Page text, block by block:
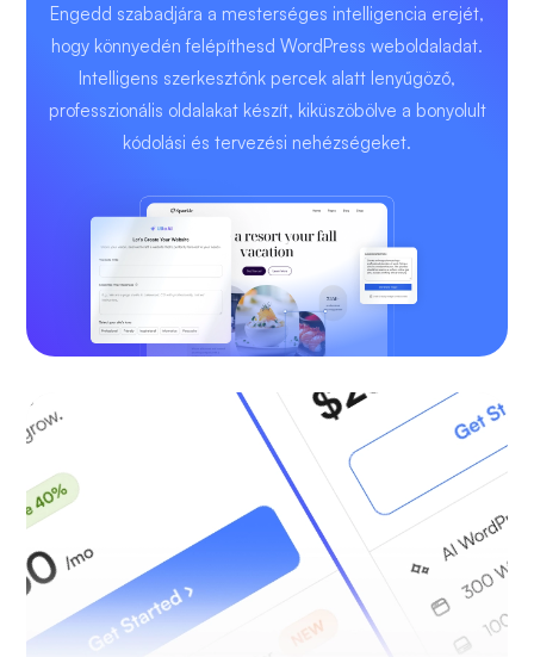
Engedd szabadjára a mesterséges intelligencia erejét,
hogy könnyedén felépíthesd WordPress weboldaladat.
Intelligens szerkesztőnk percek alatt lenyűgöző,
professzionális oldalakat készít, kiküszöbölve a bonyolult
kódolási és tervezési nehézségeket.